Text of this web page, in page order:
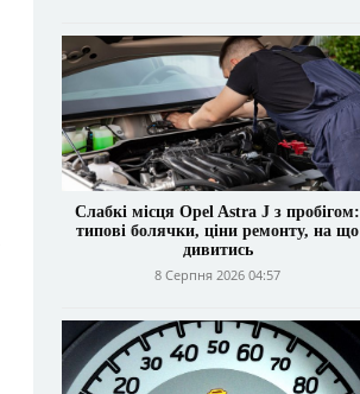
Слабкі місця Opel Astra J з пробігом:
типові болячки, ціни ремонту, на що
дивитись
8 Серпня 2026 04:57